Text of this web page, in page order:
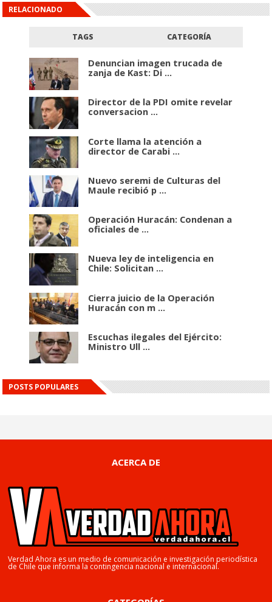
RELACIONADO
TAGS CATEGORÍA
Denuncian imagen trucada de
zanja de Kast: Di ...
Director de la PDI omite revelar
conversacion ...
Corte llama la atención a
director de Carabi ...
Nuevo seremi de Culturas del
Maule recibió p ...
Operación Huracán: Condenan a
oficiales de ...
Nueva ley de inteligencia en
Chile: Solicitan ...
Cierra juicio de la Operación
Huracán con m ...
Escuchas ilegales del Ejército:
Ministro Ull ...
POSTS POPULARES
ACERCA DE
Verdad Ahora es un medio de comunicación e investigación periodística
de Chile que informa la contingencia nacional e internacional.